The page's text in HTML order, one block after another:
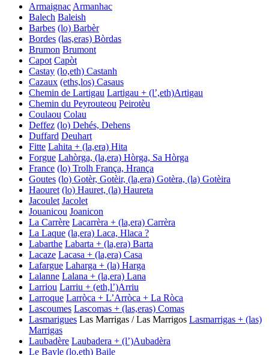
Armaignac Armanhac
Balech Baleish
Barbes (lo) Barbèr
Bordes (las,eras) Bòrdas
Brumon Brumont
Capot Capòt
Castay (lo,eth) Castanh
Cazaux (eths,los) Casaus
Chemin de Lartigau Lartigau + (l’,eth)Artigau
Chemin du Peyrouteou Peirotèu
Coulaou Colau
Deffez (lo) Dehés, Dehens
Duffard Deuhart
Fitte Lahita + (la,era) Hita
Forgue Lahòrga, (la,era) Hòrga, Sa Hòrga
France (lo) Trolh França, Hrança
Goutes (lo) Gotèr, Gotèir, (la,era) Gotèra, (la) Gotèira
Haouret (lo) Hauret, (la) Haureta
Jacoulet Jacolet
Jouanicou Joanicon
La Carrère Lacarrèra + (la,era) Carrèra
La Laque (la,era) Laca, Hlaca ?
Labarthe Labarta + (la,era) Barta
Lacaze Lacasa + (la,era) Casa
Lafargue Laharga + (la) Harga
Lalanne Lalana + (la,era) Lana
Larriou Larriu + (eth,l’)Arriu
Larroque Larròca + L’Arròca + La Ròca
Lascoumes Lascomas + (las,eras) Comas
Lasmarigues Las Marrigas / Las Marrigos Lasmarrigas + (las)
Marrigas
Laubadère Laubadera + (l’)Aubadèra
Le Bayle (lo,eth) Baile